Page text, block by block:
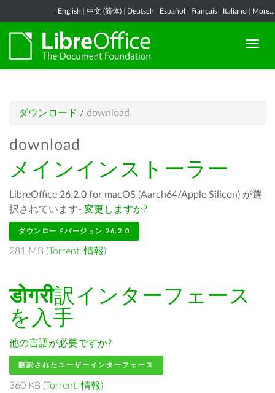
English 中文 (简体) Deutsch Español Français Italiano More...
ダウンロード / download
download
メインインストーラー
LibreOffice 26.2.0 for macOS (Aarch64/Apple Silicon) が選
択されています- 変更しますか?
ダウンロードバージョン 26.2.0
281 MB (Torrent,情報)
डोगरी訳インターフェース
を入手
他の言語が必要ですか?
翻訳されたユーザーインターフェース
360 KB (Torrent,情報)